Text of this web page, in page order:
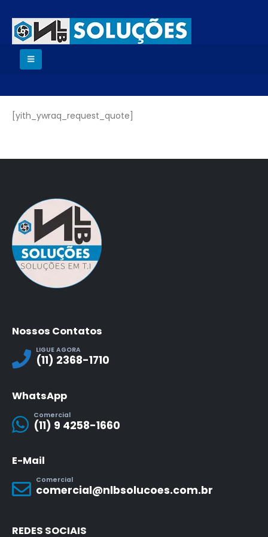
[yith_ywraq_request_quote]
Nossos Contatos
LIGUE AGORA
(11) 2368-1710
WhatsApp
Comercial
(11) 9 4258-1660
E-Mail
Comercial
comercial@nlbsolucoes.com.br
REDES SOCIAIS